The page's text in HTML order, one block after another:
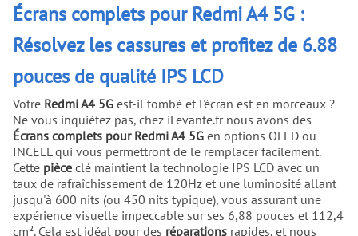
Écrans complets pour Redmi A4 5G :
Résolvez les cassures et profitez de 6.88
pouces de qualité IPS LCD
Votre Redmi A4 5G est-il tombé et l'écran est en morceaux ?
Ne vous inquiétez pas, chez iLevante.fr nous avons des
Écrans complets pour Redmi A4 5G en options OLED ou
INCELL qui vous permettront de le remplacer facilement.
Cette pièce clé maintient la technologie IPS LCD avec un
taux de rafraîchissement de 120Hz et une luminosité allant
jusqu'à 600 nits (ou 450 nits typique), vous assurant une
expérience visuelle impeccable sur ses 6,88 pouces et 112,4
cm². Cela est idéal pour des réparations rapides, et nous